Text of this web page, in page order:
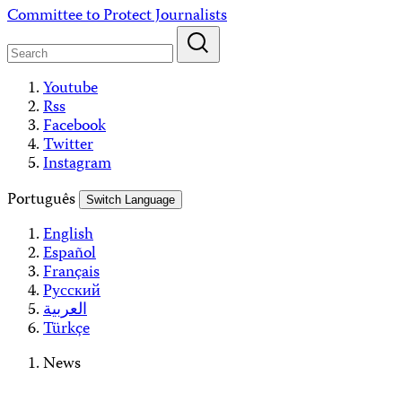
Skip
content
Committee to Protect Journalists
Youtube
Rss
Facebook
Twitter
Instagram
Português
Switch Language
English
Español
Français
Русский
العربية
Türkçe
News